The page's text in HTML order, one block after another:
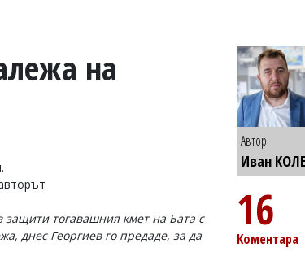
на
тогавашния кмет на Бата с
днес Георгиев го предаде, за да
Автор
Иван
16
Коментара